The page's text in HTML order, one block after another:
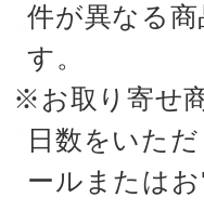
件が異なる
す。
※お取り寄せ
日数をいた
ールまたは